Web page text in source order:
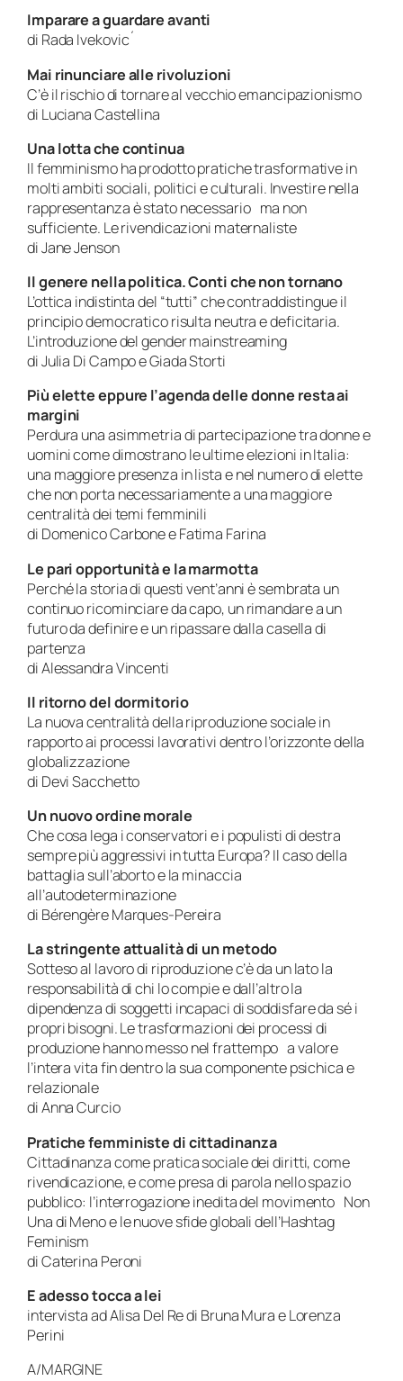
Imparare a guardare avanti
di Rada Ivekovic´
Mai rinunciare alle rivoluzioni
C’è il rischio di tornare al vecchio emancipazionismo
di Luciana Castellina
Una lotta che continua
Il femminismo ha prodotto pratiche trasformative in
molti ambiti sociali, politici e culturali. Investire nella
rappresentanza è stato necessario ma non
sufficiente. Le rivendicazioni maternaliste
di Jane Jenson
Il genere nella politica. Conti che non tornano
L’ottica indistinta del “tutti” che contraddistingue il
principio democratico risulta neutra e deficitaria.
L’introduzione del gender mainstreaming
di Julia Di Campo e Giada Storti
Più elette eppure l’agenda delle donne resta ai
margini
Perdura una asimmetria di partecipazione tra donne e
uomini come dimostrano le ultime elezioni in Italia:
una maggiore presenza in lista e nel numero di elette
che non porta necessariamente a una maggiore
centralità dei temi femminili
di Domenico Carbone e Fatima Farina
Le pari opportunità e la marmotta
Perché la storia di questi vent’anni è sembrata un
continuo ricominciare da capo, un rimandare a un
futuro da definire e un ripassare dalla casella di
partenza
di Alessandra Vincenti
Il ritorno del dormitorio
La nuova centralità della riproduzione sociale in
rapporto ai processi lavorativi dentro l’orizzonte della
globalizzazione
di Devi Sacchetto
Un nuovo ordine morale
Che cosa lega i conservatori e i populisti di destra
sempre più aggressivi in tutta Europa? Il caso della
battaglia sull’aborto e la minaccia
all’autodeterminazione
di Bérengère Marques-Pereira
La stringente attualità di un metodo
Sotteso al lavoro di riproduzione c’è da un lato la
responsabilità di chi lo compie e dall’altro la
dipendenza di soggetti incapaci di soddisfare da sé i
propri bisogni. Le trasformazioni dei processi di
produzione hanno messo nel frattempo a valore
l’intera vita fin dentro la sua componente psichica e
relazionale
di Anna Curcio
Pratiche femministe di cittadinanza
Cittadinanza come pratica sociale dei diritti, come
rivendicazione, e come presa di parola nello spazio
pubblico: l’interrogazione inedita del movimento Non
Una di Meno e le nuove sfide globali dell’Hashtag
Feminism
di Caterina Peroni
E adesso tocca a lei
intervista ad Alisa Del Re di Bruna Mura e Lorenza
Perini
A/MARGINE